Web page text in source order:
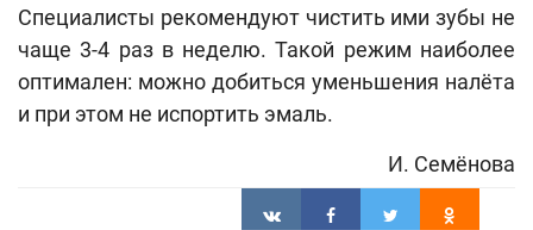
Специалисты рекомендуют чистить ими зубы не
чаще 3-4 раз в неделю. Такой режим наиболее
оптимален: можно добиться уменьшения налёта
и при этом не испортить эмаль.
И. Семёнова